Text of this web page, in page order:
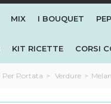
MIX I BOUQUET
KIT RICETTE CORSI
Per Portata > Verdure >